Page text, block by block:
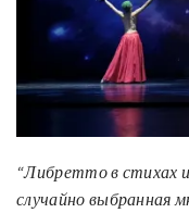
“Либретто в стихах
случайно выбранная